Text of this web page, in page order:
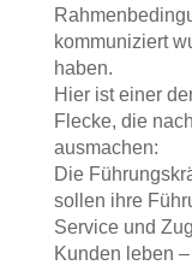
kommuniziert
haben.
Hier ist einer
Flecke, die
ausmachen:
Die
sollen ihre
Service und
Kunden leben